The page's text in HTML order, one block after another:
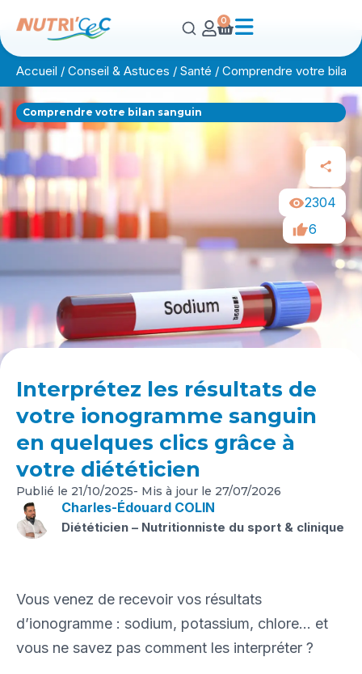
0
Accueil / Conseil & Astuces / Santé / Comprendre votre bilan
Comprendre votre bilan sanguin
2304
6
Interprétez les résultats de
votre ionogramme sanguin
en quelques clics grâce à
votre diététicien
Publié le 21/10/2025- Mis à jour le 27/07/2026
Charles-Édouard COLIN
Diététicien – Nutritionniste du sport & clinique
Vous venez de recevoir vos résultats
d’ionogramme : sodium, potassium, chlore… et
vous ne savez pas comment les interpréter ?